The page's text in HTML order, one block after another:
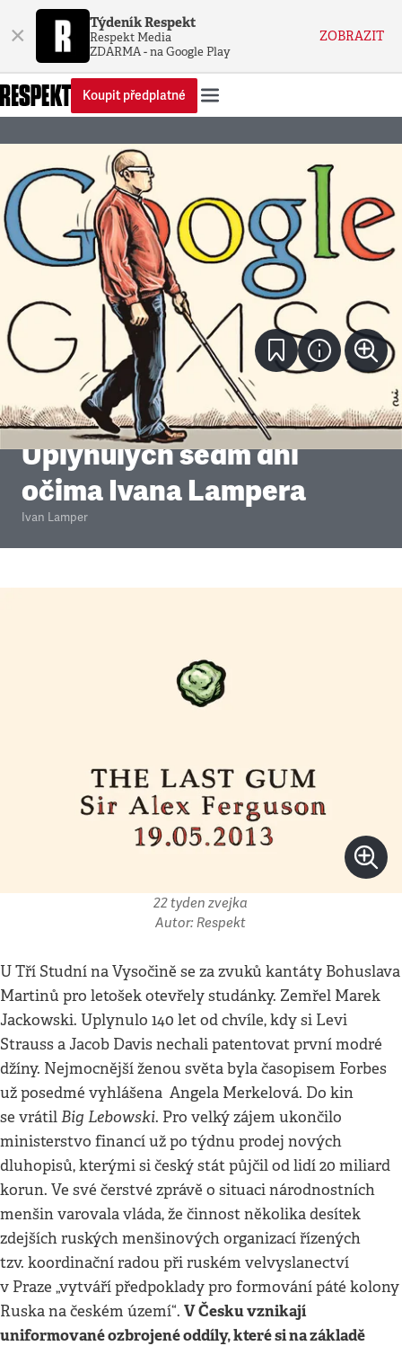
× Týdeník Respekt
Respekt Media
ZDARMA - na Google Play
ZOBRAZIT
Koupit předplatné
Minulý týden•26. 5. 2013 •4minuty
Uplynulých sedm dní
očima Ivana Lampera
Ivan Lamper
22 tyden zvejka
Autor: Respekt
U Tří Studní na Vysočině se za zvuků kantáty Bohuslava
Martinů pro letošek otevřely studánky. Zemřel Marek
Jackowski. Uplynulo 140 let od chvíle, kdy si Levi
Strauss a Jacob Davis nechali patentovat první modré
džíny. Nejmocnější ženou světa byla časopisem Forbes
už posedmé vyhlášena Angela Merkelová. Do kin
se vrátilBig Lebowski. Pro velký zájem ukončilo
ministerstvo financí už po týdnu prodej nových
dluhopisů, kterými si český stát půjčil od lidí 20 miliard
korun. Ve své čerstvé zprávě o situaci národnostních
menšin varovala vláda, že činnost několika desítek
zdejších ruských menšinových organizací řízených
tzv. koordinační radou při ruském velvyslanectví
v Praze „vytváří předpoklady pro formování páté kolony
Ruska na českém území“. V Česku vznikají
uniformované ozbrojené oddíly, které si na základě